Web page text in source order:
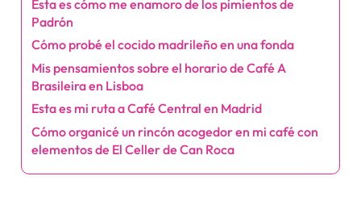
n
a
t
i
o
n
Esta es cómo me enamoro de los pimientos de
Padrón
Cómo probé el cocido madrileño en una fonda
Mis pensamientos sobre el horario de Café A
Brasileira en Lisboa
Esta es mi ruta a Café Central en Madrid
Cómo organicé un rincón acogedor en mi café con
elementos de El Celler de Can Roca